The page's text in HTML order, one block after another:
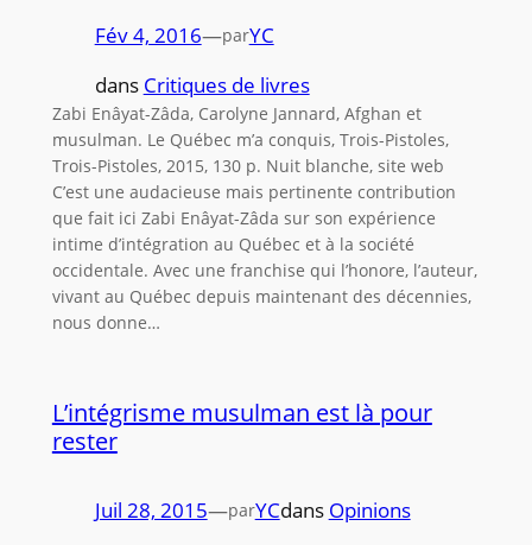
Fév 4, 2016—parYC
dans Critiques de livres
Zabi Enâyat-Zâda, Carolyne Jannard, Afghan et
musulman. Le Québec m’a conquis, Trois-Pistoles,
Trois-Pistoles, 2015, 130 p. Nuit blanche, site web
C’est une audacieuse mais pertinente contribution
que fait ici Zabi Enâyat-Zâda sur son expérience
intime d’intégration au Québec et à la société
occidentale. Avec une franchise qui l’honore, l’auteur,
vivant au Québec depuis maintenant des décennies,
nous donne…
L’intégrisme musulman est là pour
rester
Juil 28, 2015—parYCdans Opinions